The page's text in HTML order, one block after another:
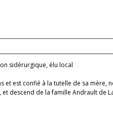
sidérurgique, élu local
est confié à la tutelle de sa mère,
descend de la famille Andrault de